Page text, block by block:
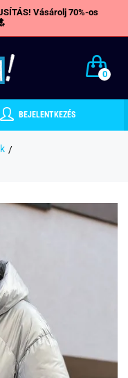
Vásárolj 70%-os
0
BEJELENTKEZÉS